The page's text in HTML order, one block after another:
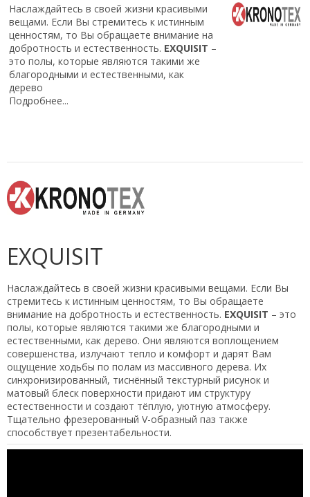
Наслаждайтесь в своей жизни красивыми
вещами. Если Вы стремитесь к истинным
ценностям, то Вы обращаете внимание на
добротность и естественность. EXQUISIT –
это полы, которые являются такими же
благородными и естественными, как
дерево
Подробнее...
EXQUISIT
Наслаждайтесь в своей жизни красивыми вещами. Если Вы
стремитесь к истинным ценностям, то Вы обращаете
внимание на добротность и естественность. EXQUISIT – это
полы, которые являются такими же благородными и
естественными, как дерево. Они являются воплощением
совершенства, излучают тепло и комфорт и дарят Вам
ощущение ходьбы по полам из массивного дерева. Их
синхронизированный, тиснённый текстурный рисунок и
матовый блеск поверхности придают им структуру
естественности и создают тёплую, уютную атмосферу.
Тщательно фрезерованный V-образный паз также
способствует презентабельности.